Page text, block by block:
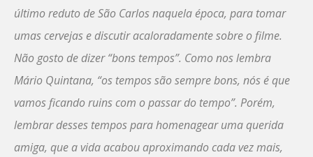
último reduto de São Carlos naquela época, para tomar
umas cervejas e discutir acaloradamente sobre o filme.
Não gosto de dizer “bons tempos”. Como nos lembra
Mário Quintana, “os tempos são sempre bons, nós é que
vamos ficando ruins com o passar do tempo”. Porém,
lembrar desses tempos para homenagear uma querida
amiga, que a vida acabou aproximando cada vez mais,